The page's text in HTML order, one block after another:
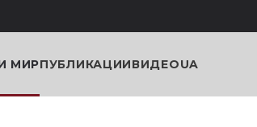
МИРПУБЛИКАЦИИВИДЕОUA